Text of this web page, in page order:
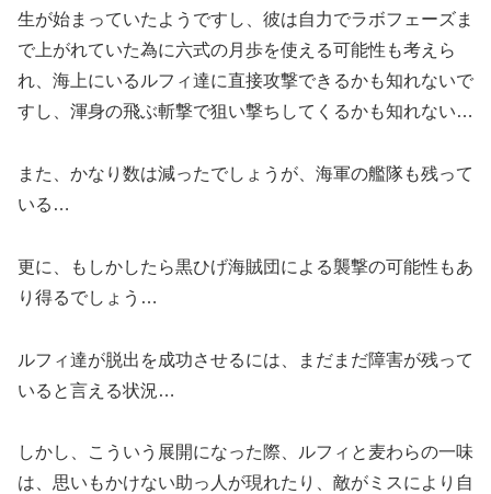
生が始まっていたようですし、彼は自力でラボフェーズま
で上がれていた為に六式の月歩を使える可能性も考えら
れ、海上にいるルフィ達に直接攻撃できるかも知れないで
すし、渾身の飛ぶ斬撃で狙い撃ちしてくるかも知れない…
また、かなり数は減ったでしょうが、海軍の艦隊も残って
いる…
更に、もしかしたら黒ひげ海賊団による襲撃の可能性もあ
り得るでしょう…
ルフィ達が脱出を成功させるには、まだまだ障害が残って
いると言える状況…
しかし、こういう展開になった際、ルフィと麦わらの一味
は、思いもかけない助っ人が現れたり、敵がミスにより自